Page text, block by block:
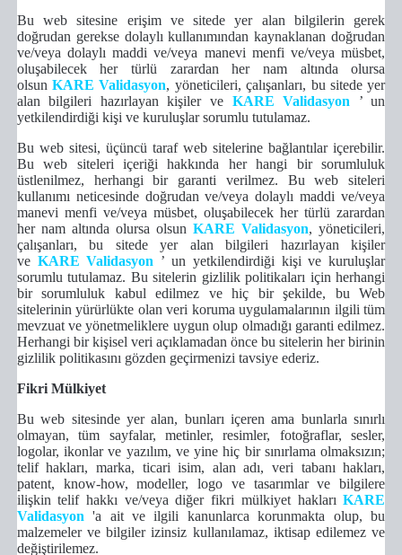
Bu web sitesine erişim ve sitede yer alan bilgilerin gerek
doğrudan gerekse dolaylı kullanımından kaynaklanan doğrudan
ve/veya dolaylı maddi ve/veya manevi menfi ve/veya müsbet,
oluşabilecek her türlü zarardan her nam altında olursa
olsunKARE Validasyon, yöneticileri, çalışanları, bu sitede yer
alan bilgileri hazırlayan kişiler ve KARE Validasyon ’ un
yetkilendirdiği kişi ve kuruluşlar sorumlu tutulamaz.
Bu web sitesi, üçüncü taraf web sitelerine bağlantılar içerebilir.
Bu web siteleri içeriği hakkında her hangi bir sorumluluk
üstlenilmez, herhangi bir garanti verilmez. Bu web siteleri
kullanımı neticesinde doğrudan ve/veya dolaylı maddi ve/veya
manevi menfi ve/veya müsbet, oluşabilecek her türlü zarardan
her nam altında olursa olsunKARE Validasyon, yöneticileri,
çalışanları, bu sitede yer alan bilgileri hazırlayan kişiler
ve KARE Validasyon ’ un yetkilendirdiği kişi ve kuruluşlar
sorumlu tutulamaz. Bu sitelerin gizlilik politikaları için herhangi
bir sorumluluk kabul edilmez ve hiç bir şekilde, bu Web
sitelerinin yürürlükte olan veri koruma uygulamalarının ilgili tüm
mevzuat ve yönetmeliklere uygun olup olmadığı garanti edilmez.
Herhangi bir kişisel veri açıklamadan önce bu sitelerin her birinin
gizlilik politikasını gözden geçirmenizi tavsiye ederiz.
Fikri Mülkiyet
Bu web sitesinde yer alan, bunları içeren ama bunlarla sınırlı
olmayan, tüm sayfalar, metinler, resimler, fotoğraflar, sesler,
logolar, ikonlar ve yazılım, ve yine hiç bir sınırlama olmaksızın;
telif hakları, marka, ticari isim, alan adı, veri tabanı hakları,
patent, know-how, modeller, logo ve tasarımlarve bilgilere
ilişkin telif hakkı ve/veya diğer fikri mülkiyet haklarıKARE
Validasyon 'a ait ve ilgili kanunlarca korunmakta olup, bu
malzemeler ve bilgiler izinsiz kullanılamaz, iktisap edilemez ve
değiştirilemez.